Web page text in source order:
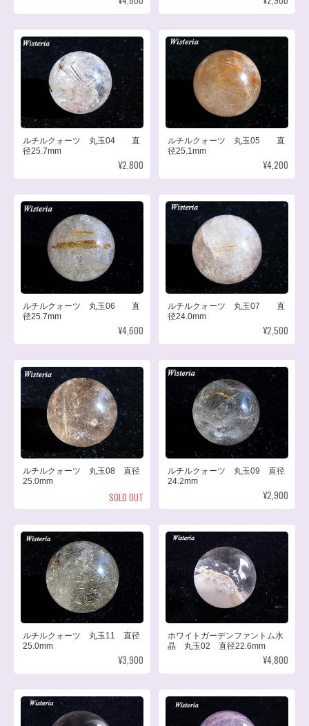
ルチルクォーツ 丸玉04 直
径25.7mm
¥2,800
ルチルクォーツ 丸玉05 直
径25.1mm
¥4,200
ルチルクォーツ 丸玉06 直
径25.7mm
¥4,600
ルチルクォーツ 丸玉07 直
径24.0mm
¥2,500
ルチルクォーツ 丸玉08 直径
25.0mm
SOLD OUT
ルチルクォーツ 丸玉09 直径
24.2mm
¥2,900
ルチルクォーツ 丸玉11 直径
25.0mm
¥3,900
ホワイトガーデンファントム水
晶 丸玉02 直径22.6mm
¥4,800